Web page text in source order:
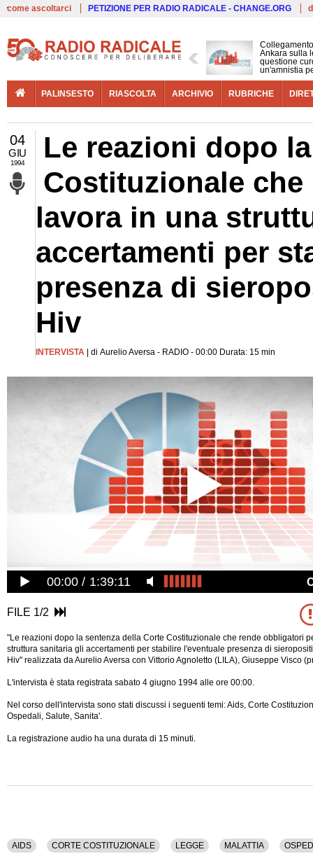
come ascoltarci PETIZIONE PER RADIO RADICALE - CHANGE.ORG
Ankara sulla
questione
un'amnistia
PALINSESTO RIASCOLTA ARCHIVIO RUBRICHE
04
GIU
1994
Le reazioni dopo
Costituzionale
lavora in una
accertamenti per
presenza di
Hiv
INTERVISTA | di Aurelio Aversa - RADIO - 00:00 Durata: 15 min
00:00 1:39:11
FILE 1/2
"Le reazioni dopo la sentenza della Corte Costituzionale che rende obbligatori
struttura sanitaria gli accertamenti per stabilire l'eventuale presenza di
Hiv" realizzata da Aurelio Aversa con Vittorio Agnoletto (LILA), Giuseppe Visco
L'intervista è stata registrata sabato 4 giugno 1994 alle ore 00:00.
Nel corso dell'intervista sono stati discussi i seguenti temi: Aids, Corte
Ospedali, Salute, Sanita'.
La registrazione audio ha una durata di 15 minuti.
AIDS CORTE COSTITUZIONALE LEGGE MALATTIA